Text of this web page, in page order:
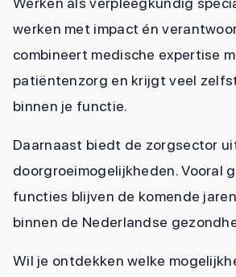
werken met impact én
combineert medische expertise
patiëntenzorg en krijgt veel
binnen je functie.
Daarnaast biedt de zorgsector
doorgroeimogelijkheden. Vooral
functies blijven de komende
binnen de Nederlandse
Wil je ontdekken welke